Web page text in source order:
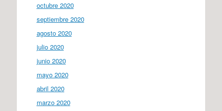
octubre 2020
septiembre 2020
agosto 2020
julio 2020
junio 2020
mayo 2020
abril 2020
marzo 2020